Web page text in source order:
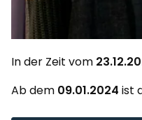
In der Zeit vom
Ab dem 09.01.2024 ist